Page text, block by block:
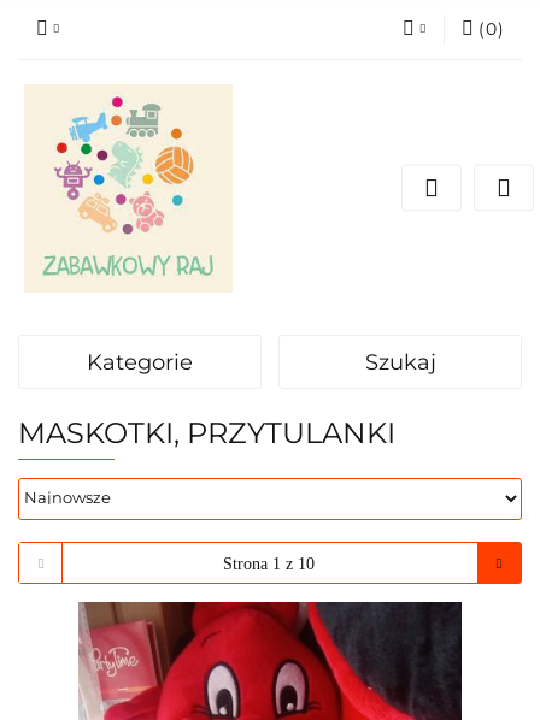
(0)
Kategorie Szukaj
MASKOTKI, PRZYTULANKI